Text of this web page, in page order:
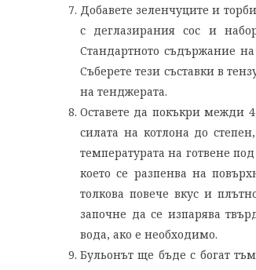
Добавете зеленчуците и
с деглазирания сос и
Стандартното съдържание
Съберете тези съставки в
на тенджерата.
Оставете да покъкри межди
силата на котлона до
температурата на готвене
което се разпенва на
толкова повече вкус и
започне да се изпарява
вода, ако е необходимо.
Бульонът ще бъде с богат